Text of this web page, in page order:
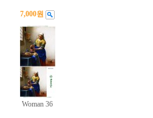
7,000원
Woman 36